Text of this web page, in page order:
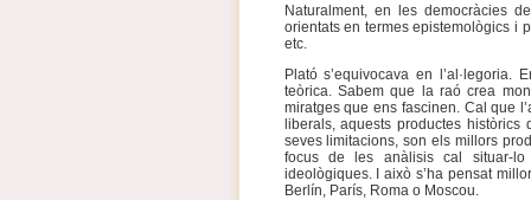
Naturalment, en les democràcies
orientats en termes epistemològics i
etc.
Plató s’equivocava en
teòrica. Sabem que la raó crea
miratges que ens fascinen. Cal que
liberals, aquests productes històrics
seves limitacions, son els millors
focus de les anàlisis cal situar-
ideològiques. I això s’ha pensat
Berlín, París, Roma o Moscou.